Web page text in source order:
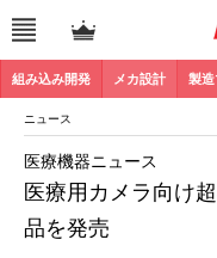
組み込み開発 メカ設計 製造
ニュース
医療用カメラ向け
品を発売
医療機器ニュース